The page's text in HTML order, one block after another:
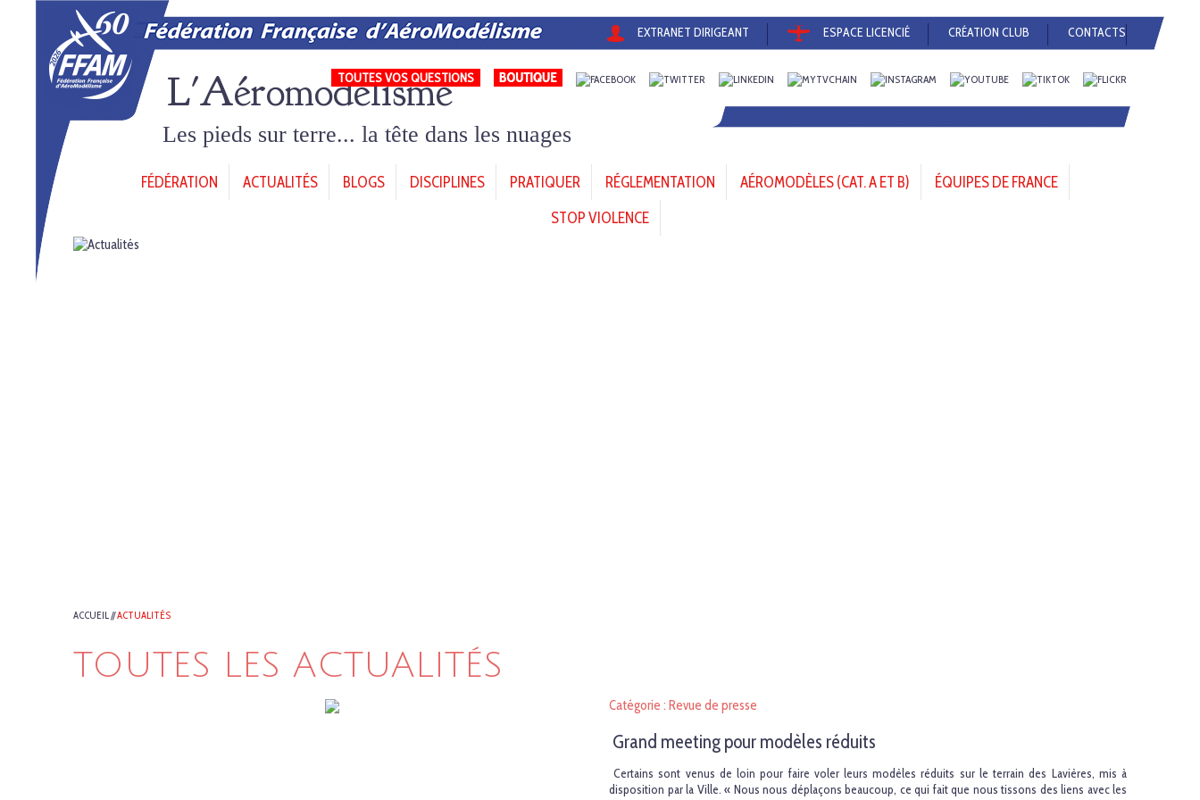
EXTRANET DIRIGEANT ESPACE LICENCIÉ CRÉATION CLUB CONTACTS
TOUTES VOS QUESTIONS
L'Aéromodélisme
Les pieds sur terre... la tête dans les nuages
FÉDÉRATION ACTUALITÉS BLOGS DISCIPLINES PRATIQUER RÉGLEMENTATION AÉROMODÈLES (CAT. A ET B)
ÉQUIPES DE FRANCE
STOP VIOLENCE
ACCUEIL//ACTUALITÉS
TOUTES LES ACTUALITÉS
Catégorie : Revue de presse
Grand meeting pour modèles réduits
Certains sont venus de loin pour faire voler leurs modèles réduits sur le terrain des Lavières, mis à
disposition par la Ville. « Nous nous déplaçons beaucoup, ce qui fait que nous tissons des liens avec les